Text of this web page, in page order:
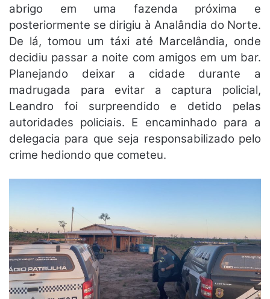
abrigo em uma fazenda próxima e
posteriormente se dirigiu à Analândia do Norte.
De lá, tomou um táxi até Marcelândia, onde
decidiu passar a noite com amigos em um bar.
Planejando deixar a cidade durante a
madrugada para evitar a captura policial,
Leandro foi surpreendido e detido pelas
autoridades policiais. E encaminhado para a
delegacia para que seja responsabilizado pelo
crime hediondo que cometeu.